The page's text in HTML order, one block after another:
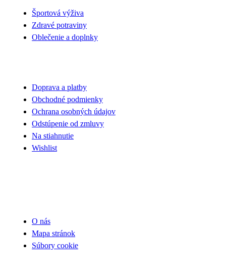
Športová výživa
Zdravé potraviny
Oblečenie a doplnky
Doprava a platby
Obchodné podmienky
Ochrana osobných údajov
Odstúpenie od zmluvy
Na stiahnutie
Wishlist
O nás
Mapa stránok
Súbory cookie